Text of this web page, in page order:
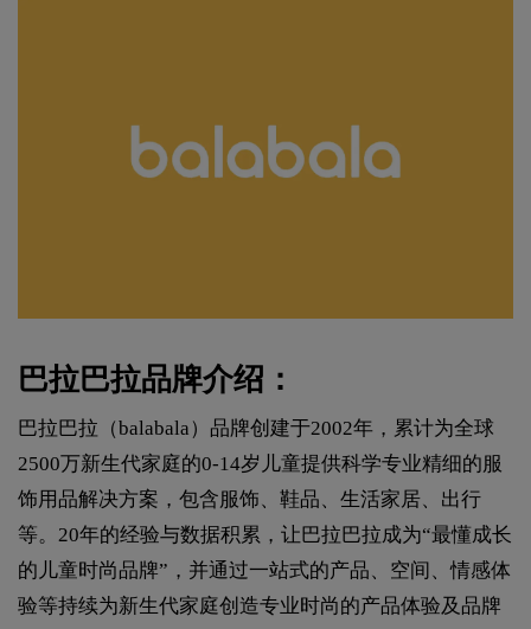
巴拉巴拉品牌介绍：
巴拉巴拉（balabala）品牌创建于2002年，累计为全球
2500万新生代家庭的0-14岁儿童提供科学专业精细的服
饰用品解决方案，包含服饰、鞋品、生活家居、出行
等。20年的经验与数据积累，让巴拉巴拉成为“最懂成长
的儿童时尚品牌”，并通过一站式的产品、空间、情感体
验等持续为新生代家庭创造专业时尚的产品体验及品牌